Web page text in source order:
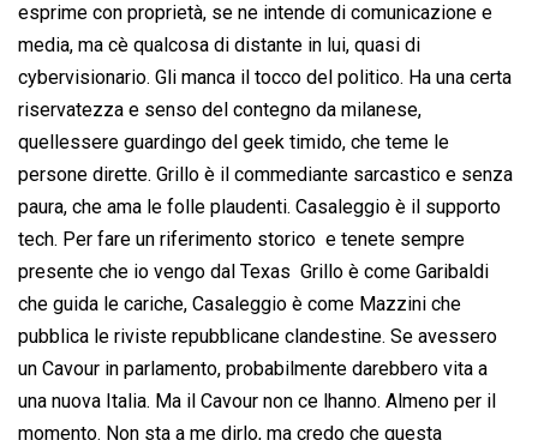
esprime con proprietà, se ne intende di comunicazione e
media, ma cè qualcosa di distante in lui, quasi di
cybervisionario. Gli manca il tocco del politico. Ha una certa
riservatezza e senso del contegno da milanese,
quellessere guardingo del geek timido, che teme le
persone dirette. Grillo è il commediante sarcastico e senza
paura, che ama le folle plaudenti. Casaleggio è il supporto
tech. Per fare un riferimento storico  e tenete sempre
presente che io vengo dal Texas  Grillo è come Garibaldi
che guida le cariche, Casaleggio è come Mazzini che
pubblica le riviste repubblicane clandestine. Se avessero
un Cavour in parlamento, probabilmente darebbero vita a
una nuova Italia. Ma il Cavour non ce lhanno. Almeno per il
momento. Non sta a me dirlo, ma credo che questa